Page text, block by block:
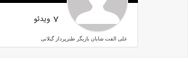
7 ویدئو
علی الفت شایان بازیگر طنزپرداز گیلانی